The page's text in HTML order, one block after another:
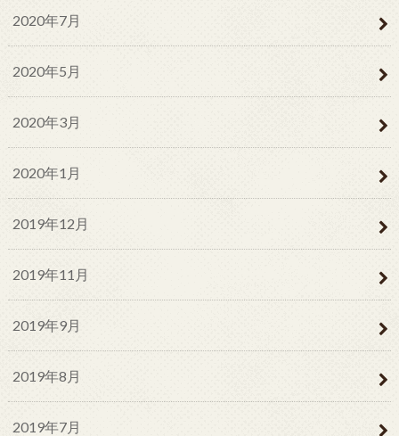
2020年7月
2020年5月
2020年3月
2020年1月
2019年12月
2019年11月
2019年9月
2019年8月
2019年7月